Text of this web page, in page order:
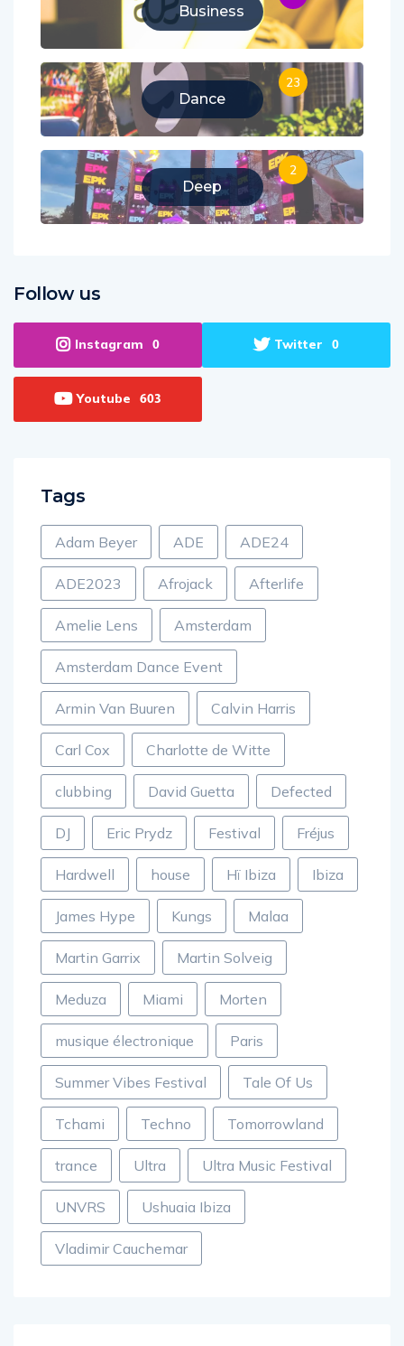
Business
Dance
23
Deep
2
Follow us
Instagram 0 Twitter 0
Youtube 603
Tags
Adam Beyer ADE ADE24
ADE2023 Afrojack Afterlife
Amelie Lens Amsterdam
Amsterdam Dance Event
Armin Van Buuren Calvin Harris
Carl Cox Charlotte de Witte
clubbing David Guetta Defected
DJ Eric Prydz Festival Fréjus
Hardwell house Hï Ibiza Ibiza
James Hype Kungs Malaa
Martin Garrix Martin Solveig
Meduza Miami Morten
musique électronique Paris
Summer Vibes Festival Tale Of Us
Tchami Techno Tomorrowland
trance Ultra Ultra Music Festival
UNVRS Ushuaia Ibiza
Vladimir Cauchemar